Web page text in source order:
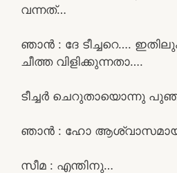
വന്നത്…
ഞാൻ : ദേ ടീച്ചറെ….
ചീത്ത വിളിക്കുന്നതാ….
ടീച്ചർ ചെറുതായൊന്നു
ഞാൻ : ഹോ
സീമ : എന്തിനു…